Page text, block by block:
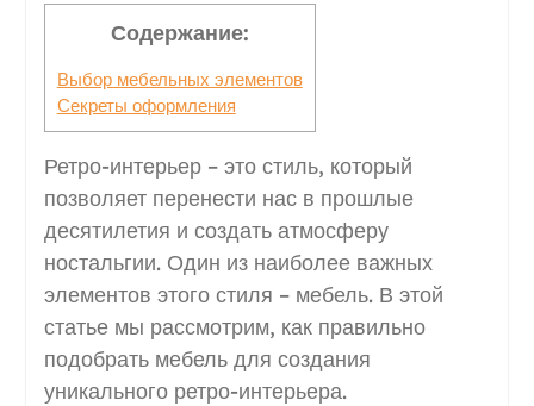
Содержание:
Выбор мебельных элементов
Секреты оформления
Ретро-интерьер – это стиль, который
позволяет перенести нас в прошлые
десятилетия и создать атмосферу
ностальгии. Один из наиболее важных
элементов этого стиля – мебель. В этой
статье мы рассмотрим, как правильно
подобрать мебель для создания
уникального ретро-интерьера.